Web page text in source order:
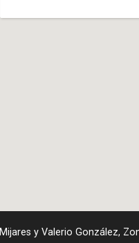
Mijares y Valerio González,